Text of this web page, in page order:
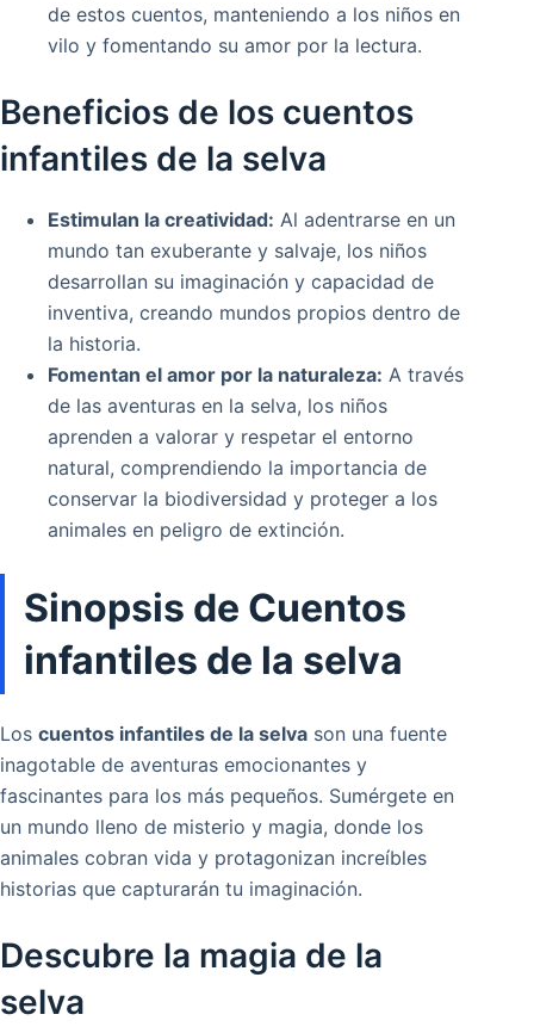
de estos cuentos, manteniendo a los niños en
vilo y fomentando su amor por la lectura.
Beneficios de los cuentos
infantiles de la selva
Estimulan la creatividad: Al adentrarse en un
mundo tan exuberante y salvaje, los niños
desarrollan su imaginación y capacidad de
inventiva, creando mundos propios dentro de
la historia.
Fomentan el amor por la naturaleza: A través
de las aventuras en la selva, los niños
aprenden a valorar y respetar el entorno
natural, comprendiendo la importancia de
conservar la biodiversidad y proteger a los
animales en peligro de extinción.
Sinopsis de Cuentos
infantiles de la selva
Los cuentos infantiles de la selva son una fuente
inagotable de aventuras emocionantes y
fascinantes para los más pequeños. Sumérgete en
un mundo lleno de misterio y magia, donde los
animales cobran vida y protagonizan increíbles
historias que capturarán tu imaginación.
Descubre la magia de la
selva